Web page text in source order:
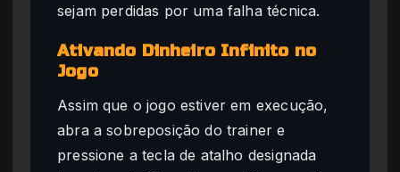
sejam perdidas por uma falha técnica.
Ativando Dinheiro Infinito no
Jogo
Assim que o jogo estiver em execução,
abra a sobreposição do trainer e
pressione a tecla de atalho designada